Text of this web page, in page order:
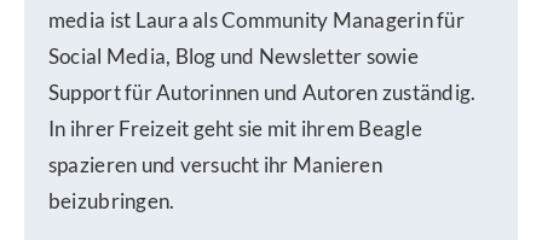
media ist Laura als Community Managerin für
Social Media, Blog und Newsletter sowie
Support für Autorinnen und Autoren zuständig.
In ihrer Freizeit geht sie mit ihrem Beagle
spazieren und versucht ihr Manieren
beizubringen.